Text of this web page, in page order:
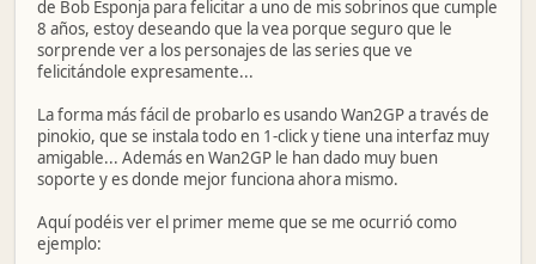
de Bob Esponja para felicitar a uno de mis sobrinos que cumple
8 años, estoy deseando que la vea porque seguro que le
sorprende ver a los personajes de las series que ve
felicitándole expresamente...
La forma más fácil de probarlo es usando Wan2GP a través de
pinokio, que se instala todo en 1-click y tiene una interfaz muy
amigable... Además en Wan2GP le han dado muy buen
soporte y es donde mejor funciona ahora mismo.
Aquí podéis ver el primer meme que se me ocurrió como
ejemplo: